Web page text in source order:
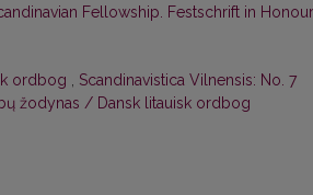
Fellowship. Festschrift in Honour
ordbog , Scandinavistica Vilnensis: No. 7
žodynas / Dansk litauisk ordbog